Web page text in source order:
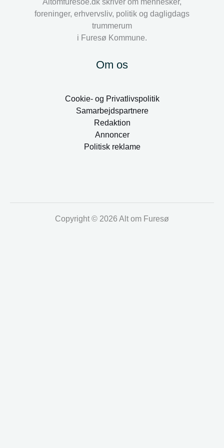
foreninger, erhvervsliv, politik og dagligdags
trummerum
i Furesø Kommune.
Om os
Cookie- og Privatlivspolitik
Samarbejdspartnere
Redaktion
Annoncer
Politisk reklame
Copyright © 2026 Alt om Furesø